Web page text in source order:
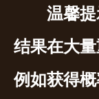
温馨
结果在大
例如获得